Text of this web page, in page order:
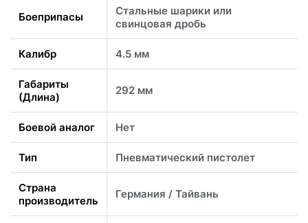
Боеприпасы
Стальные шарики или
свинцовая дробь
Калибр 4.5 мм
Габариты
(Длина)
292 мм
Боевой аналог Нет
Тип Пневматический пистолет
Страна
производитель
Германия / Тайвань